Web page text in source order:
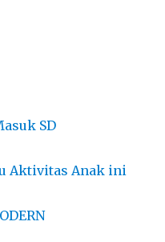
SD
Aktivitas Anak ini